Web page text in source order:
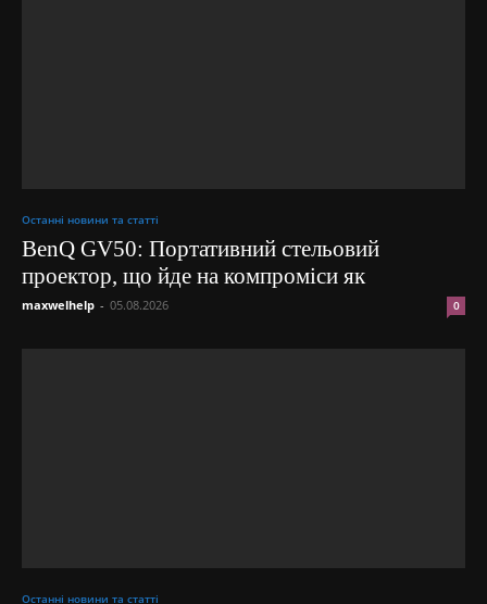
Останні новини та статті
BenQ GV50: Портативний стельовий
проектор, що йде на компроміси як
maxwelhelp - 05.08.2026 0
Останні новини та статті